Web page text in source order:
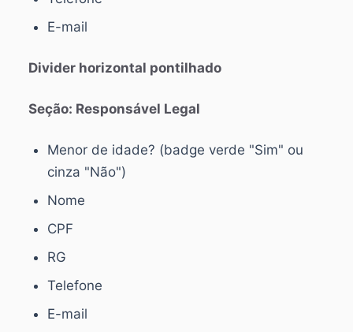
E-mail
Divider horizontal pontilhado
Seção: Responsável Legal
Menor de idade? (badge verde "Sim" ou
cinza "Não")
Nome
CPF
RG
Telefone
E-mail